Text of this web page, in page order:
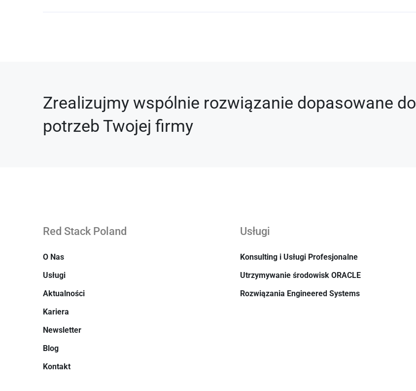
Zrealizujmy wspólnie rozwiązanie dopasowane do
potrzeb Twojej firmy
Red Stack Poland
O Nas
Usługi
Aktualności
Kariera
Newsletter
Blog
Kontakt
Usługi
Konsulting i Usługi Profesjonalne
Utrzymywanie środowisk ORACLE
Rozwiązania Engineered Systems